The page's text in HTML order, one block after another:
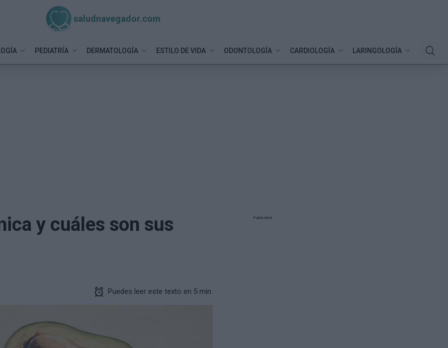
saludnavegador.com
PEDIATRÍA DERMATOLOGÍA ESTILO DE VIDA ODONTOLOGÍA CARDIOLOGÍA LARINGOLOGÍA
y cuáles son sus
Puedes leer este texto en 5 min.
Publicidad: